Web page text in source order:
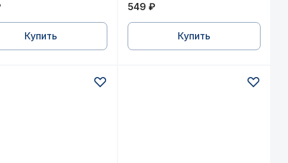
Купить
549 ₽
Купить